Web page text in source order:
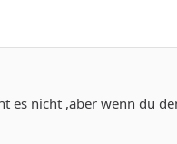
nicht ,aber wenn du